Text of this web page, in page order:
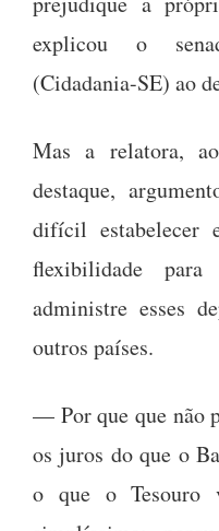
explicou o
(Cidadania-SE) ao
Mas a relatora,
destaque,
difícil estabelecer
flexibilidade
administre esses
outros países.
— Por que que não
os juros do que o
o que o Tesouro